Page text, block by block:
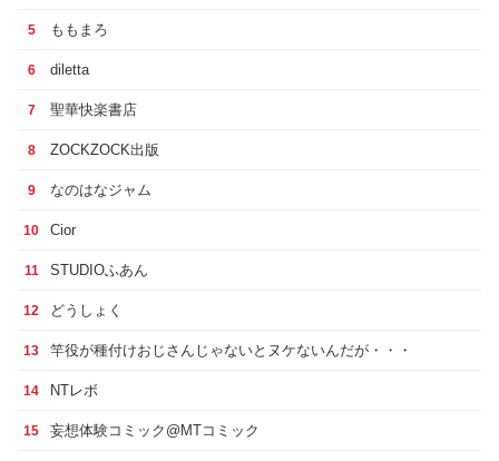
5 ももまろ
6 diletta
7 聖華快楽書店
8 ZOCKZOCK出版
9 なのはなジャム
10 Cior
11 STUDIOふあん
12 どうしょく
13 竿役が種付けおじさんじゃないとヌケないんだが・・・
14 NTレボ
15 妄想体験コミック@MTコミック